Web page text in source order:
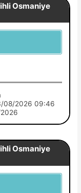
Osmaniye
08/2026 09:46
Osmaniye